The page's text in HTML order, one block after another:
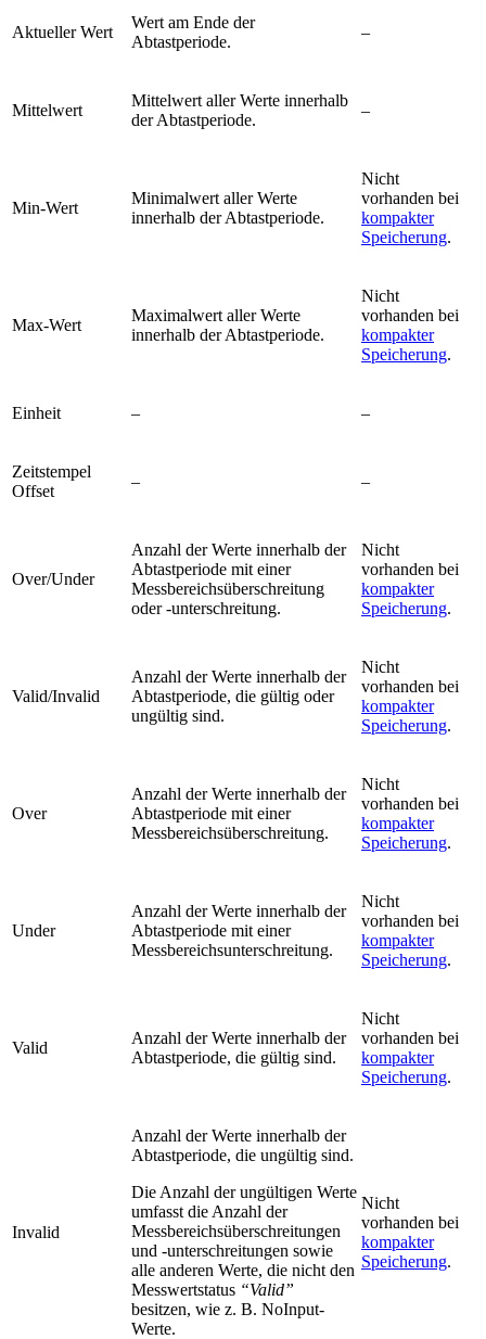
Aktueller Wert
Wert am Ende der
Abtastperiode.
–
Mittelwert
Mittelwert aller Werte innerhalb
der Abtastperiode.
–
Min-Wert
Minimalwert aller Werte
innerhalb der Abtastperiode.
Nicht
vorhanden bei
kompakter
Speicherung.
Max-Wert
Maximalwert aller Werte
innerhalb der Abtastperiode.
Nicht
vorhanden bei
kompakter
Speicherung.
Einheit – –
Zeitstempel
Offset
– –
Over/Under
Anzahl der Werte innerhalb der
Abtastperiode mit einer
Messbereichsüberschreitung
oder -unterschreitung.
Nicht
vorhanden bei
kompakter
Speicherung.
Valid/Invalid
Anzahl der Werte innerhalb der
Abtastperiode, die gültig oder
ungültig sind.
Nicht
vorhanden bei
kompakter
Speicherung.
Over
Anzahl der Werte innerhalb der
Abtastperiode mit einer
Messbereichsüberschreitung.
Nicht
vorhanden bei
kompakter
Speicherung.
Under
Anzahl der Werte innerhalb der
Abtastperiode mit einer
Messbereichsunterschreitung.
Nicht
vorhanden bei
kompakter
Speicherung.
Valid
Anzahl der Werte innerhalb der
Abtastperiode, die gültig sind.
Nicht
vorhanden bei
kompakter
Speicherung.
Invalid
Anzahl der Werte innerhalb der
Abtastperiode, die ungültig sind.
Die Anzahl der ungültigen Werte
umfasst die Anzahl der
Messbereichsüberschreitungen
und -unterschreitungen sowie
alle anderen Werte, die nicht den
Messwertstatus “Valid”
besitzen, wie z. B. NoInput-
Werte.
Nicht
vorhanden bei
kompakter
Speicherung.